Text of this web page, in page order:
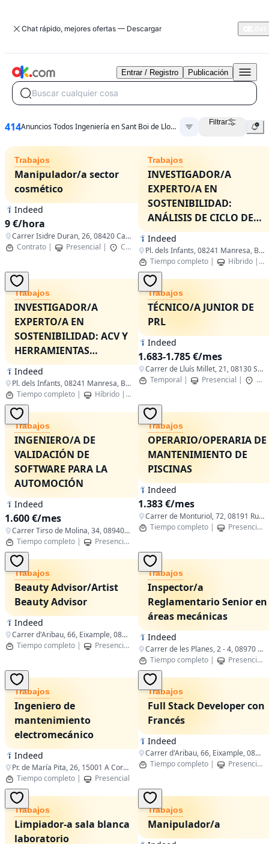
Chat rápido, mejores ofertas — Descargar
Buscar cualquier cosa
Entrar / Registro Publicación
414 Anuncios Todos Ingeniería en Sant Boi de Llobregat Filtrar
Trabajos
Manipulador/a sector
cosmético
Indeed
9 €/hora
Carrer Isidre Duran, 26, 08420 Canovelles, Barcelona, Spain
Contrato | Presencial | Canovelles,Catalunya
Trabajos
INVESTIGADOR/A
EXPERTO/A EN
SOSTENIBILIDAD:
ANÁLISIS DE CICLO DE
VIDA SOCIAL (ACV-S)
Indeed
Pl. dels Infants, 08241 Manresa, Barcelona, Spain
Tiempo completo | Híbrido |
Trabajos
INVESTIGADOR/A
EXPERTO/A EN
SOSTENIBILIDAD: ACV Y
HERRAMIENTAS
DIGITALES
Indeed
Pl. dels Infants, 08241 Manresa, Barcelona, Spain
Tiempo completo | Híbrido |
Trabajos
TÉCNICO/A JUNIOR DE
PRL
Indeed
1.683-1.785 €/mes
Carrer de Lluís Millet, 21, 08130 Santa Perpètua de Mogoda, Barcelona, Spain
Temporal | Presencial |
Trabajos
INGENIERO/A DE
VALIDACIÓN DE
SOFTWARE PARA LA
AUTOMOCIÓN
Indeed
1.600 €/mes
Carrer Tirso de Molina, 34, 08940 Cornellà de Llobregat, Barcelona, España
Tiempo completo | Presencial
Trabajos
OPERARIO/OPERARIA DE
MANTENIMIENTO DE
PISCINAS
Indeed
1.383 €/mes
Carrer de Monturiol, 72, 08191 Rubí, Barcelona, España
Tiempo completo | Presencial
Trabajos
Beauty Advisor/Artist
Beauty Advisor
Indeed
Carrer d'Aribau, 66, Eixample, 08011 Barcelona, Spain
Tiempo completo | Presencial Barcelona,Catalunya
Trabajos
Inspector/a
Reglamentario Senior en
áreas mecánicas
Indeed
Carrer de les Planes, 2 - 4, 08970 Sant Joan Despí, Barcelona, Spain
Tiempo completo | Presencial
Trabajos
Ingeniero de
mantenimiento
electromecánico
Indeed
Pr. de María Pita, 26, 15001 A Coruña, Spain
Tiempo completo | Presencial
Trabajos
Full Stack Developer con
Francés
Indeed
Carrer d'Aribau, 66, Eixample, 08011 Barcelona, Spain
Tiempo completo | Presencial
Trabajos
Limpiador-a sala blanca
laboratorio
Trabajos
Manipulador/a